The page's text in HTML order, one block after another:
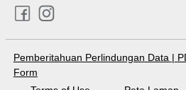
Pemberitahuan Perlindungan Data |
Form